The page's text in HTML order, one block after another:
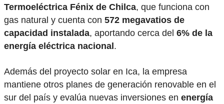
Termoeléctrica Fénix de Chilca, que funciona con
gas natural y cuenta con 572 megavatios de
capacidad instalada, aportando cerca del 6% de la
energía eléctrica nacional .
Además del proyecto solar en Ica, la empresa
mantiene otros planes de generación renovable en el
sur del país y evalúa nuevas inversiones en energía